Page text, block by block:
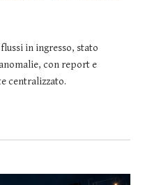
in ingresso, stato
con report e
centralizzato.